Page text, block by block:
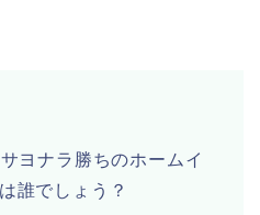
ヨナラ勝ちのホームイ
誰でしょう？